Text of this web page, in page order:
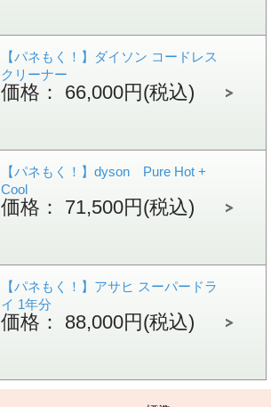
【パネもく！】ダイソン コードレス
クリーナー
価格： 66,000円(税込)
【パネもく！】dyson Pure Hot +
Cool
価格： 71,500円(税込)
【パネもく！】アサヒ スーパードラ
イ 1年分
価格： 88,000円(税込)